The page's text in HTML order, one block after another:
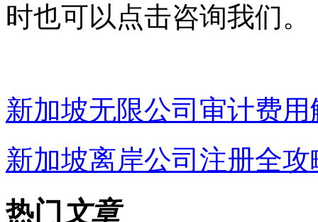
时也可以点击咨询我们。
新加坡无限公司审计费
新加坡离岸公司注册全
热门 文章